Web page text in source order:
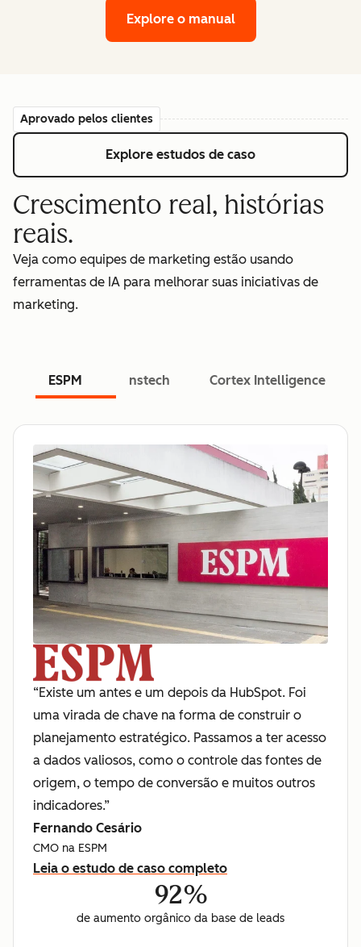
Explore o manual
Aprovado pelos clientes
Explore estudos de caso
Crescimento real, histórias
reais.
Veja como equipes de marketing estão usando
ferramentas de IA para melhorar suas iniciativas de
marketing.
ESPM nstech Cortex Intelligence
“Existe um antes e um depois da HubSpot. Foi
uma virada de chave na forma de construir o
planejamento estratégico. Passamos a ter acesso
a dados valiosos, como o controle das fontes de
origem, o tempo de conversão e muitos outros
indicadores.”
Fernando Cesário
CMO na ESPM
Leia o estudo de caso completo
92%
de aumento orgânico da base de leads